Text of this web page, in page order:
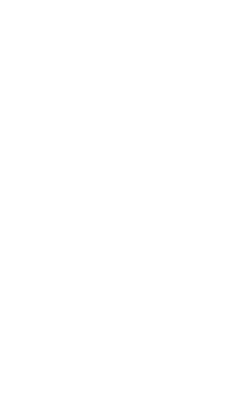
Consultoria especializada